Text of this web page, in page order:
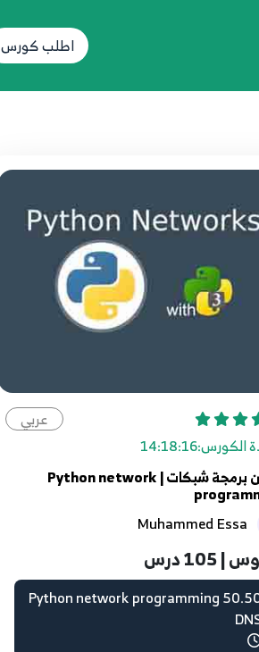
اطلب كورس
عربي
الكورس:14:18:16
بايثون برمجة شبكات | Python network
105 درس
45.45 Python network programming
46.46 Python network programming
DNS
47.47 Python network programming
48.48 Python network programming
49.49 Python network programming
DNS
50.50 Python network programming